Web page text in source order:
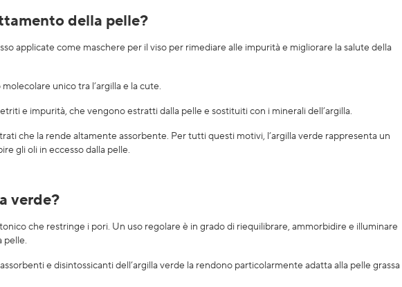
della pelle?
applicate come maschere per il viso per rimediare alle impurità e migliorare la salute della
unico tra l’argilla e la cute.
e impurità, che vengono estratti dalla pelle e sostituiti con i minerali dell’argilla.
che la rende altamente assorbente. Per tutti questi motivi, l’argilla verde rappresenta un
gli oli in eccesso dalla pelle.
verde?
che restringe i pori. Un uso regolare è in grado di riequilibrare, ammorbidire e illuminare
pelle.
e disintossicanti dell’argilla verde la rendono particolarmente adatta alla pelle grassa